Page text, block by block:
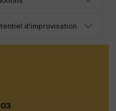
d’improvisation